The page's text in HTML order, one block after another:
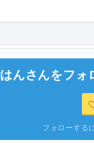
んさんをフォ
フォローする